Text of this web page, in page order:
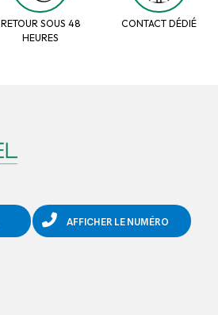
RETOUR SOUS 48
HEURES
CONTACT DÉDIÉ
AFFICHER LE NUMÉRO